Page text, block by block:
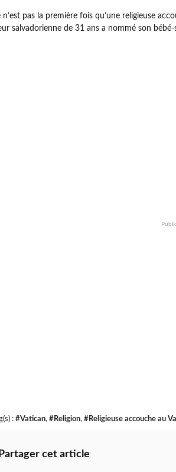
n’est pas la première fois qu’une religieuse
salvadorienne de 31 ans a nommé son
: #Vatican, #Religion, #Religieuse accouche au
Partager cet article